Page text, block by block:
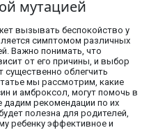
мутацией
вызывать беспокойство у
симптомом различных
Важно понимать, что
от его причины, и выбор
облегчить
мы рассмотрим, какие
и амброксол, могут помочь в
дадим рекомендации по их
полезна для родителей,
ребенку эффективное и